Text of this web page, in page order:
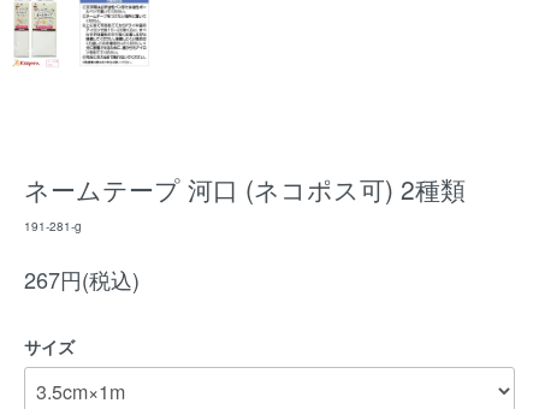
ネームテープ 河口 (ネコポス可) 2種類
191-281-g
267円(税込)
サイズ